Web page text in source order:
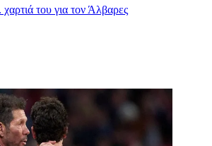
του για τον Άλβαρες